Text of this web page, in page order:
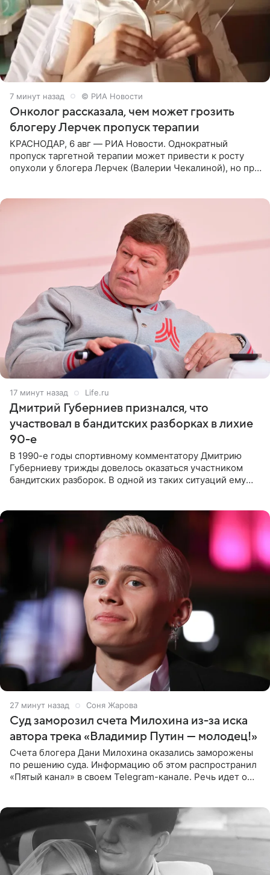
7 минут назад © РИА Новости
Онколог рассказала, чем может грозить
блогеру Лерчек пропуск терапии
КРАСНОДАР, 6 авг — РИА Новости. Однократный
пропуск таргетной терапии может привести к росту
опухоли у блогера Лерчек (Валерии Чекалиной), но при
17 минут назад Life.ru
Дмитрий Губерниев признался, что
участвовал в бандитских разборках в лихие
90-е
В 1990-е годы спортивному комментатору Дмитрию
Губерниеву трижды довелось оказаться участником
бандитских разборок. В одной из таких ситуаций ему
27 минут назад Соня Жарова
Суд заморозил счета Милохина из-за иска
автора трека «Владимир Путин — молодец!»
Счета блогера Дани Милохина оказались заморожены
по решению суда. Информацию об этом распространил
«Пятый канал» в своем Telegram-канале. Речь идет о